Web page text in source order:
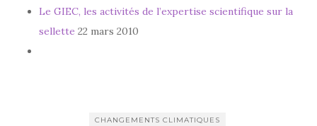
Le GIEC, les activités de l’expertise scientifique sur la
sellette 22 mars 2010
CHANGEMENTS CLIMATIQUES